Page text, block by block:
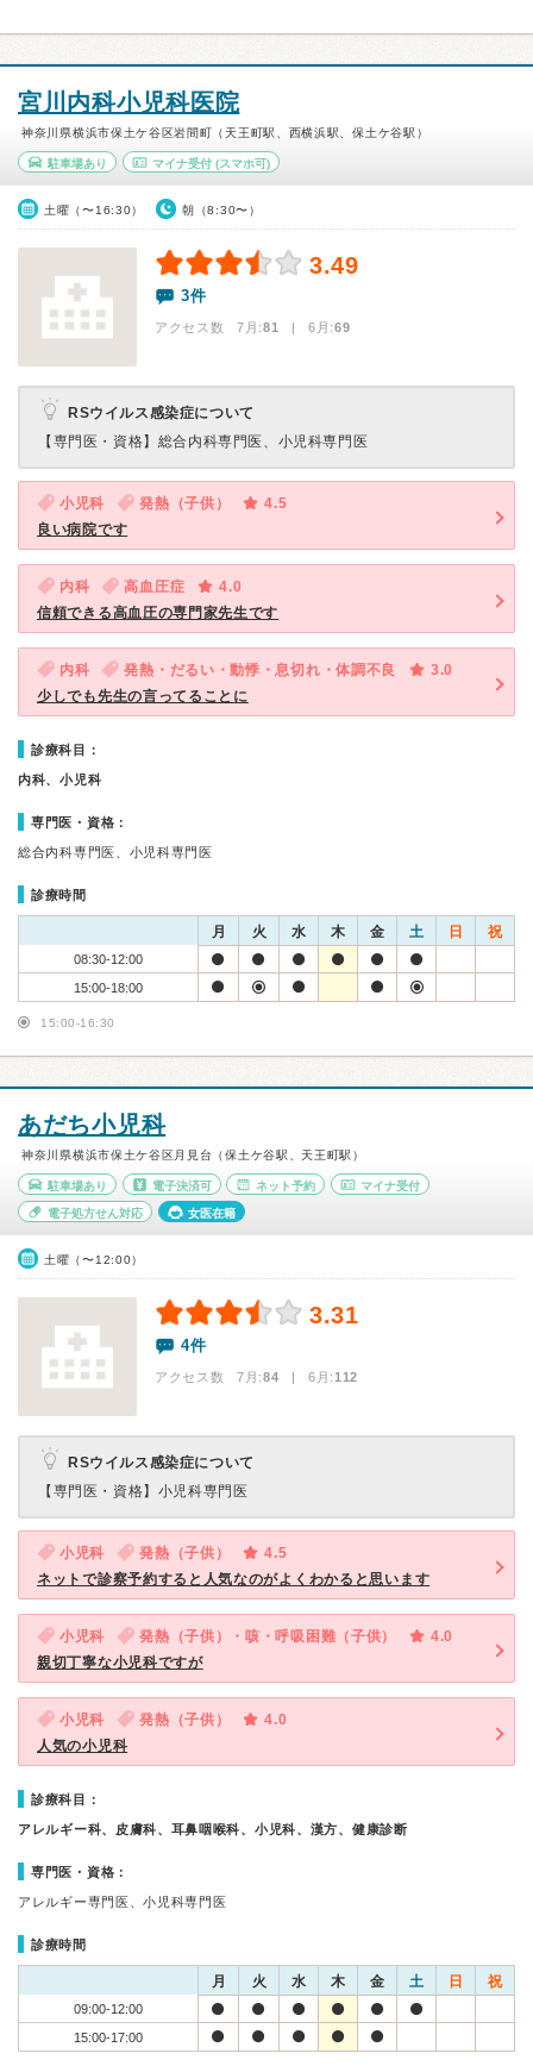
宮川内科小児科医院
神奈川県横浜市保土ケ谷区岩間町（天王町駅、西横浜駅、保土ケ谷駅）
駐車場あり マイナ受付(スマホ可)
土曜（〜16:30） 朝（8:30〜）
3.49
3件
アクセス数 7月:81 | 6月:69
RSウイルス感染症について
【専門医・資格】 総合内科専門医、小児科専門医
小児科 発熱（子供）
4.5
良い病院です
内科 高血圧症
4.0
信頼できる高血圧の専門家先生です
内科 発熱・だるい・動悸・息切れ・体調不良
3.0
少しでも先生の言ってることに
診療科目：
内科、小児科
専門医・資格：
総合内科専門医、小児科専門医
診療時間
月 火 水 木 金 土 日 祝
08:30-12:00
15:00-18:00
15:00-16:30
あだち小児科
神奈川県横浜市保土ケ谷区月見台（保土ケ谷駅、天王町駅）
駐車場あり 電子決済可 ネット予約 マイナ受付
電子処方せん対応 女医在籍
土曜（〜12:00）
3.31
4件
アクセス数 7月:84 | 6月:112
RSウイルス感染症について
【専門医・資格】 小児科専門医
小児科 発熱（子供）
4.5
ネットで診察予約すると人気なのがよくわかると思います
小児科 発熱（子供）・咳・呼吸困難（子供）
4.0
親切丁寧な小児科ですが
小児科 発熱（子供）
4.0
人気の小児科
診療科目：
アレルギー科、皮膚科、耳鼻咽喉科、小児科、漢方、健康診断
専門医・資格：
アレルギー専門医、小児科専門医
診療時間
月 火 水 木 金 土 日 祝
09:00-12:00
15:00-17:00